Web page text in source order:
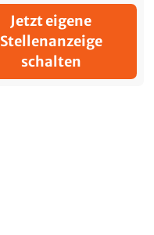
Jetzt eigene
Stellenanzeige
schalten